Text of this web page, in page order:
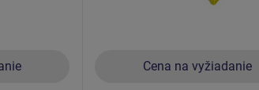
Cena na vyžiadanie